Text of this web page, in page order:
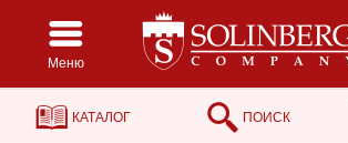
Меню
КАТАЛОГ ПОИСК